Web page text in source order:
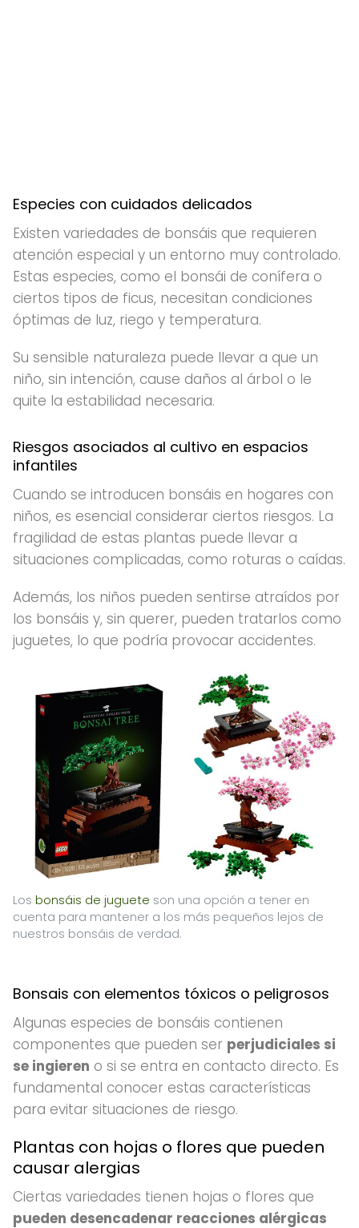
Especies con cuidados delicados
Existen variedades de bonsáis que requieren
atención especial y un entorno muy controlado.
Estas especies, como el bonsái de conífera o
ciertos tipos de ficus, necesitan condiciones
óptimas de luz, riego y temperatura.
Su sensible naturaleza puede llevar a que un
niño, sin intención, cause daños al árbol o le
quite la estabilidad necesaria.
Riesgos asociados al cultivo en espacios
infantiles
Cuando se introducen bonsáis en hogares con
niños, es esencial considerar ciertos riesgos. La
fragilidad de estas plantas puede llevar a
situaciones complicadas, como roturas o caídas.
Además, los niños pueden sentirse atraídos por
los bonsáis y, sin querer, pueden tratarlos como
juguetes, lo que podría provocar accidentes.
Los bonsáis de juguete son una opción a tener en
cuenta para mantener a los más pequeños lejos de
nuestros bonsáis de verdad.
Bonsais con elementos tóxicos o peligrosos
Algunas especies de bonsáis contienen
componentes que pueden ser perjudiciales si
se ingieren o si se entra en contacto directo. Es
fundamental conocer estas características
para evitar situaciones de riesgo.
Plantas con hojas o flores que pueden
causar alergias
Ciertas variedades tienen hojas o flores que
pueden desencadenar reacciones alérgicas